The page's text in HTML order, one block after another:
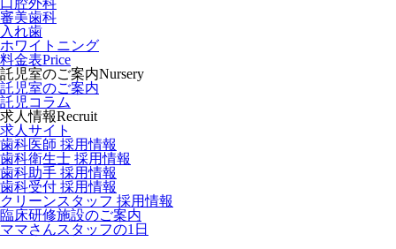
口腔外科
審美歯科
入れ歯
ホワイトニング
料金表Price
託児室のご案内Nursery
託児室のご案内
託児コラム
求人情報Recruit
求人サイト
歯科医師 採用情報
歯科衛生士 採用情報
歯科助手 採用情報
歯科受付 採用情報
クリーンスタッフ 採用情報
臨床研修施設のご案内
ママさんスタッフの1日